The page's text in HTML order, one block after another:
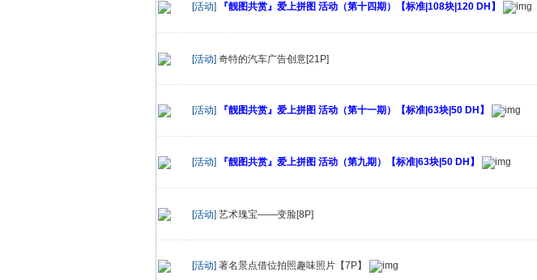
[活动] 『靓图共赏』爱上拼图 活动（第十四期）【标准|108块|120 DH】
[活动] 奇特的汽车广告创意[21P]
[活动] 『靓图共赏』爱上拼图 活动（第十一期）【标准|63块|50 DH】
[活动] 『靓图共赏』爱上拼图 活动（第九期）【标准|63块|50 DH】
[活动] 艺术瑰宝——变脸[8P]
[活动] 著名景点借位拍照趣味照片【7P】